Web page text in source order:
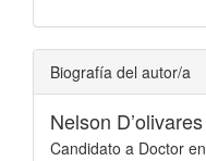
Biografía del autor/a
Nelson
Candidato a Doctor